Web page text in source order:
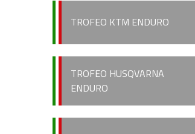
TROFEO KTM ENDURO
TROFEO HUSQVARNA
ENDURO